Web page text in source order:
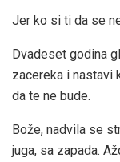
Jer ko si ti da se
Dvadeset godina
zacereka i nastavi
da te ne bude.
Bože, nadvila se
juga, sa zapada.